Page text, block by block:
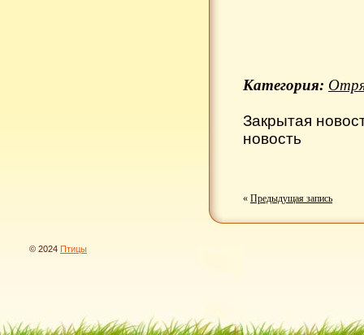
Категория:
Закрытая
новость
« Предыдущая запись
© 2024 Птицы